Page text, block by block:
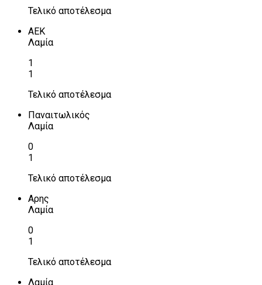
Τελικό αποτέλεσμα
ΑΕΚ
Λαμία
1
1
Τελικό αποτέλεσμα
Παναιτωλικός
Λαμία
0
1
Τελικό αποτέλεσμα
Αρης
Λαμία
0
1
Τελικό αποτέλεσμα
Λαμία